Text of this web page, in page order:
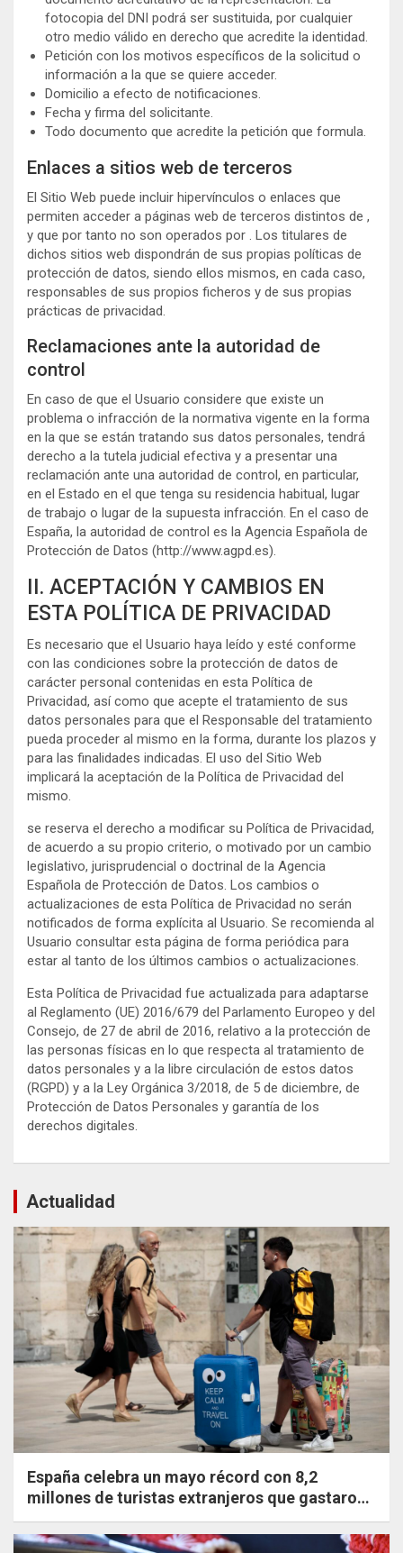
fotocopia del DNI podrá ser sustituida, por cualquier
otro medio válido en derecho que acredite la identidad.
Petición con los motivos específicos de la solicitud o
información a la que se quiere acceder.
Domicilio a efecto de notificaciones.
Fecha y firma del solicitante.
Todo documento que acredite la petición que formula.
Enlaces a sitios web de terceros
El Sitio Web puede incluir hipervínculos o enlaces que
permiten acceder a páginas web de terceros distintos de ,
y que por tanto no son operados por . Los titulares de
dichos sitios web dispondrán de sus propias políticas de
protección de datos, siendo ellos mismos, en cada caso,
responsables de sus propios ficheros y de sus propias
prácticas de privacidad.
Reclamaciones ante la autoridad de
control
En caso de que el Usuario considere que existe un
problema o infracción de la normativa vigente en la forma
en la que se están tratando sus datos personales, tendrá
derecho a la tutela judicial efectiva y a presentar una
reclamación ante una autoridad de control, en particular,
en el Estado en el que tenga su residencia habitual, lugar
de trabajo o lugar de la supuesta infracción. En el caso de
España, la autoridad de control es la Agencia Española de
Protección de Datos (http://www.agpd.es).
II. ACEPTACIÓN Y CAMBIOS EN
ESTA POLÍTICA DE PRIVACIDAD
Es necesario que el Usuario haya leído y esté conforme
con las condiciones sobre la protección de datos de
carácter personal contenidas en esta Política de
Privacidad, así como que acepte el tratamiento de sus
datos personales para que el Responsable del tratamiento
pueda proceder al mismo en la forma, durante los plazos y
para las finalidades indicadas. El uso del Sitio Web
implicará la aceptación de la Política de Privacidad del
mismo.
se reserva el derecho a modificar su Política de Privacidad,
de acuerdo a su propio criterio, o motivado por un cambio
legislativo, jurisprudencial o doctrinal de la Agencia
Española de Protección de Datos. Los cambios o
actualizaciones de esta Política de Privacidad no serán
notificados de forma explícita al Usuario. Se recomienda al
Usuario consultar esta página de forma periódica para
estar al tanto de los últimos cambios o actualizaciones.
Esta Política de Privacidad fue actualizada para adaptarse
al Reglamento (UE) 2016/679 del Parlamento Europeo y del
Consejo, de 27 de abril de 2016, relativo a la protección de
las personas físicas en lo que respecta al tratamiento de
datos personales y a la libre circulación de estos datos
(RGPD) y a la Ley Orgánica 3/2018, de 5 de diciembre, de
Protección de Datos Personales y garantía de los
derechos digitales.
Actualidad
España celebra un mayo récord con 8,2
millones de turistas extranjeros que gastaron
un 20,8% más que en 2019.